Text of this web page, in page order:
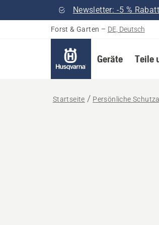
Newsletter: -5 % Rabatt
Forst & Garten – DE, Deutsch
Geräte Teile
Startseite Persönliche